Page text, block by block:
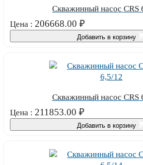
Скважинный насос CRS
Цена : 206668.00 ₽
Добавить в корзину
Скважинный насос CRS
Цена : 211853.00 ₽
Добавить в корзину